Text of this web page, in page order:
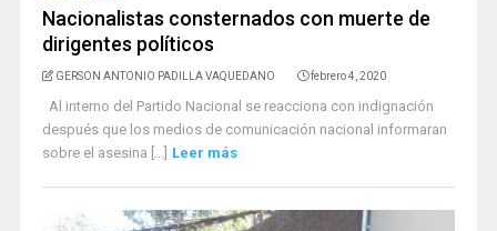
Nacionalistas consternados con muerte de
dirigentes políticos
GERSON ANTONIO PADILLA VAQUEDANO febrero 4, 2020
Al interno del Partido Nacional se reacciona con indignación
después que los medios de comunicación nacional informaran
sobre el asesina [...] Leer más